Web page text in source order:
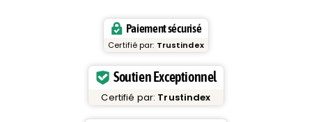
Paiement sécurisé
Certifié par: Trustindex
Soutien Exceptionnel
Certifié par: Trustindex